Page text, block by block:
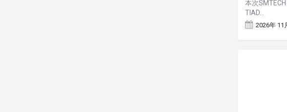
本次
TIAD…
2026年 11